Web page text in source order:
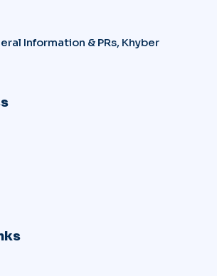
Information & PRs, Khyber